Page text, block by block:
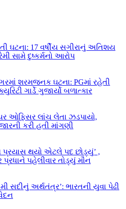
ઘટના: 17 વર્ષીય સગીરાનું અતિશય
સામે દુષ્કર્મનો આરોપ
શરમજનક ઘટના: PGમાં રહેતી
ગાર્ડે ગુજાર્યો બળાત્કાર
ઓફિસર લાંચ લેતા ઝડપાયો,
કરી હતી માંગણી
પ્રયાસ થયો એટલે પદ છોડ્યું’ ,
પ્રધાને પહેલીવાર તોડ્યું મૌન
સદીનું અર્થતંત્ર’: ભારતની યુવા પેઢી